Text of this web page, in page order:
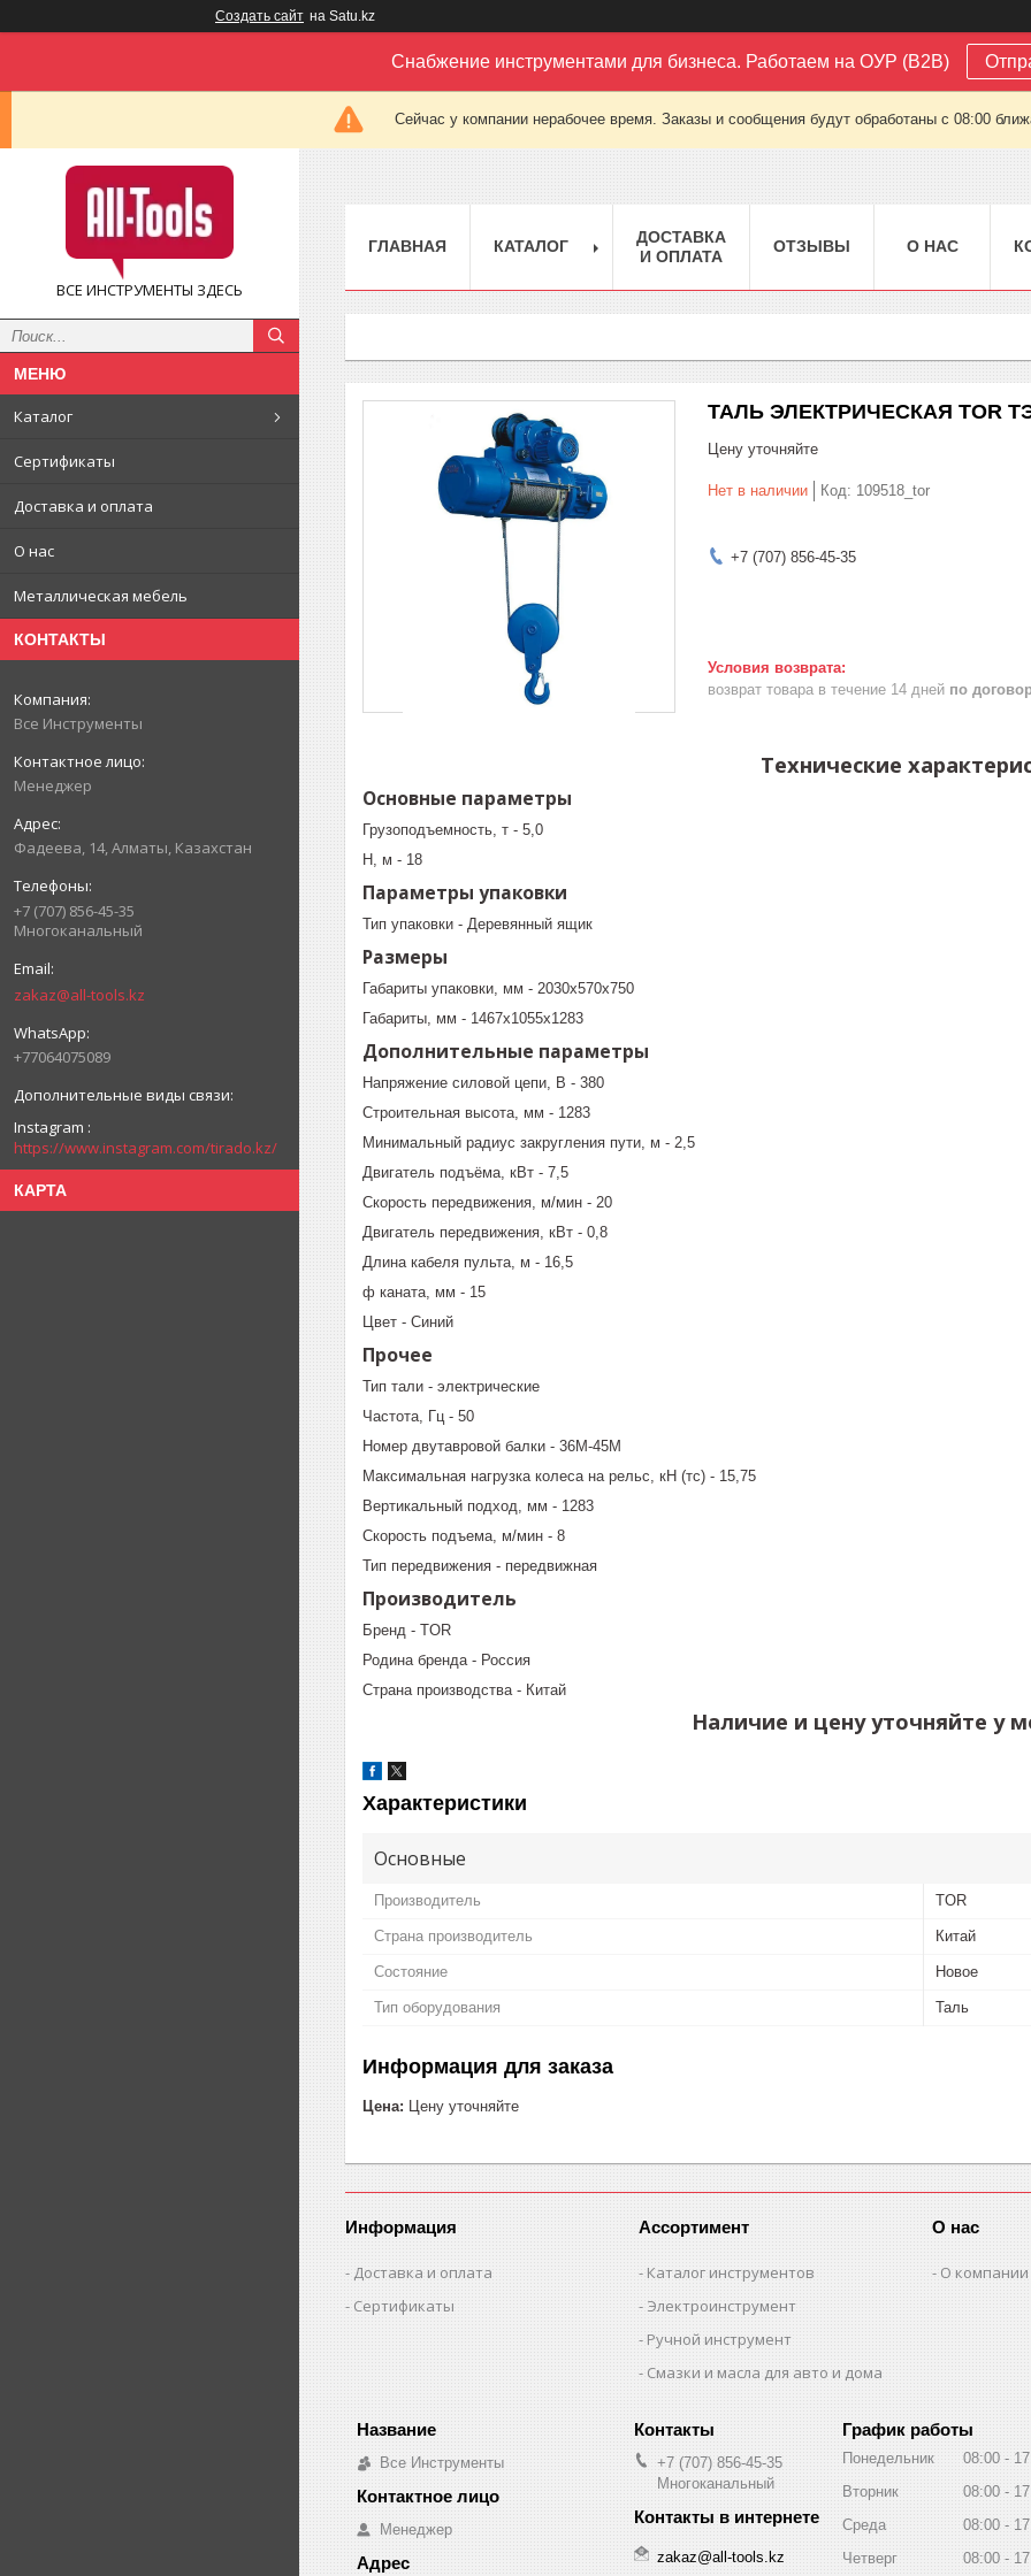
Создать сайт на Satu.kz
Снабжение инструментами для бизнеса. Работаем на ОУР (B2B)
Сейчас у компании нерабочее время. Заказы и сообщения будут обработаны с 08:00
ВСЕ ИНСТРУМЕНТЫ ЗДЕСЬ
Каталог
Сертификаты
Доставка и оплата
О нас
Металлическая мебель
КОНТАКТЫ
Все Инструменты
Менеджер
Фадеева, 14, Алматы, Казахстан
+7 (707) 856-45-35
Многоканальный
zakaz@all-tools.kz
+77064075089
Instagram
https://www.instagram.com/tirado.kz/
КАРТА
ГЛАВНАЯ КАТАЛОГ
ДОСТАВКА
И ОПЛАТА
ОТЗЫВЫ О НАС
ТАЛЬ ЭЛЕКТРИЧЕСКАЯ TOR
Цену уточняйте
Нет в наличии Код: 109518_tor
+7 (707) 856-45-35
возврат товара в течение 14 дней по
Технические
Основные параметры
Грузоподъемность, т - 5,0
Н, м - 18
Параметры упаковки
Тип упаковки - Деревянный ящик
Размеры
Габариты упаковки, мм - 2030х570х750
Габариты, мм - 1467х1055х1283
Дополнительные параметры
Напряжение силовой цепи, В - 380
Строительная высота, мм - 1283
Минимальный радиус закругления пути, м - 2,5
Двигатель подъёма, кВт - 7,5
Скорость передвижения, м/мин - 20
Двигатель передвижения, кВт - 0,8
Длина кабеля пульта, м - 16,5
ф каната, мм - 15
Цвет - Синий
Прочее
Тип тали - электрические
Частота, Гц - 50
Номер двутавровой балки - 36М-45М
Максимальная нагрузка колеса на рельс, кН (тс) - 15,75
Вертикальный подход, мм - 1283
Скорость подъема, м/мин - 8
Тип передвижения - передвижная
Производитель
Бренд - TOR
Родина бренда - Россия
Страна производства - Китай
Наличие и цену уточняйте у
Характеристики
Основные
Производитель TOR
Страна производитель Китай
Состояние Новое
Тип оборудования Таль
Информация для заказа
Цена: Цену уточняйте
Информация
Доставка и оплата
Сертификаты
Ассортимент
Каталог инструментов
Электроинструмент
Ручной инструмент
Смазки и масла для авто и дома
О нас
О компании
Все Инструменты
Менеджер
+7 (707) 856-45-35
Многоканальный
zakaz@all-tools.kz
График работы
Понедельник 08:00
Вторник
08:00
Среда
08:00
Четверг
08:00